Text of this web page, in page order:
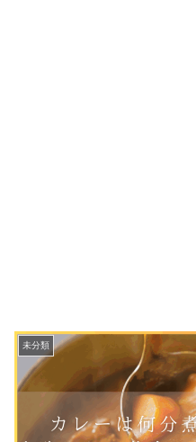
未分類